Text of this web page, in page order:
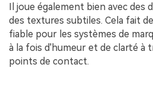
Il joue également bien avec des
des textures subtiles. Cela fait
fiable pour les systèmes de
à la fois d'humeur et de clarté à
points de contact.